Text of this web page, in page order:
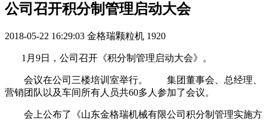
公司召开积分制管理启动大会
2018-05-22 16:29:03 金格瑞颗粒机 1920
1月9日，公司召开《积分制管理启动大会》。
会议在公司三楼培训室举行。 集团董事会、总经理、
营销团队以及车间所有人员共60多人参加了会议。
会上公布了《山东金格瑞机械有限公司积分制管理实施方